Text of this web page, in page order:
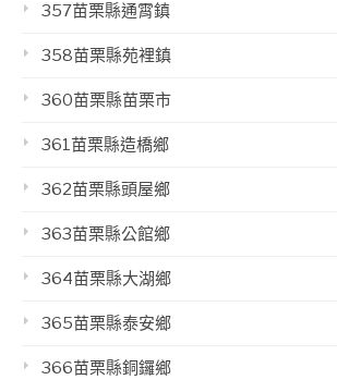
357苗栗縣通霄鎮
358苗栗縣苑裡鎮
360苗栗縣苗栗市
361苗栗縣造橋鄉
362苗栗縣頭屋鄉
363苗栗縣公館鄉
364苗栗縣大湖鄉
365苗栗縣泰安鄉
366苗栗縣銅鑼鄉